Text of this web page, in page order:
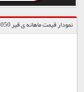
نمودار قیمت ماهانه ی قیر 4050 / نفت پاسارگاد بندرعباس